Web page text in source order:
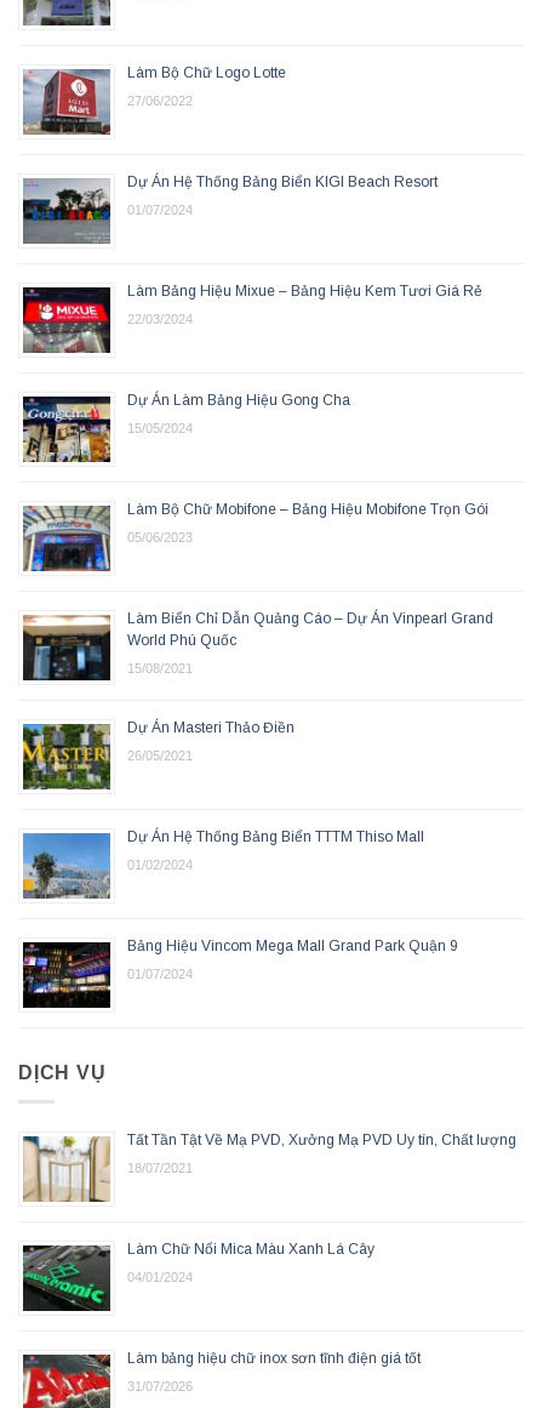
Làm Bộ Chữ Logo Lotte
27/06/2022
Dự Án Hệ Thống Bảng Biển KIGI Beach Resort
01/07/2024
Làm Bảng Hiệu Mixue – Bảng Hiệu Kem Tươi Giá Rẻ
22/03/2024
Dự Án Làm Bảng Hiệu Gong Cha
15/05/2024
Làm Bộ Chữ Mobifone – Bảng Hiệu Mobifone Trọn Gói
05/06/2023
Làm Biển Chỉ Dẫn Quảng Cáo – Dự Án Vinpearl Grand
World Phú Quốc
15/08/2021
Dự Án Masteri Thảo Điền
26/05/2021
Dự Án Hệ Thống Bảng Biển TTTM Thiso Mall
01/02/2024
Bảng Hiệu Vincom Mega Mall Grand Park Quận 9
01/07/2024
DỊCH VỤ
Tất Tần Tật Về Mạ PVD, Xưởng Mạ PVD Uy tín, Chất lượng
18/07/2021
Làm Chữ Nổi Mica Màu Xanh Lá Cây
04/01/2024
Làm bảng hiệu chữ inox sơn tĩnh điện giá tốt
31/07/2026